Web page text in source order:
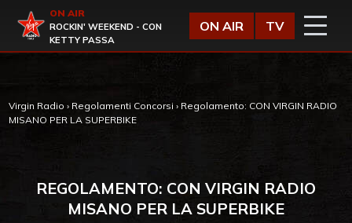
Virgin Radio
ON AIR
ROCKIN' WEEKEND - CON
KETTY PASSA
ON AIR TV
Virgin Radio › Regolamenti Concorsi › Regolamento: CON VIRGIN RADIO
MISANO PER LA SUPERBIKE
REGOLAMENTO: CON VIRGIN RADIO
MISANO PER LA SUPERBIKE